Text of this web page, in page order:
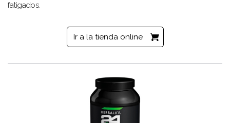
fatigados.
Ir a la tienda online